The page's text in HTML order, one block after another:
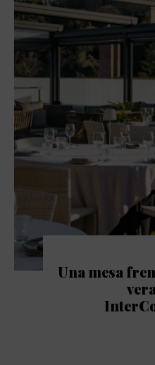
Una mesa